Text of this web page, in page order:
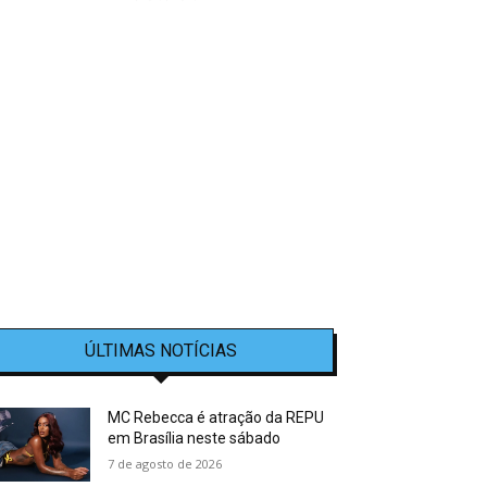
ÚLTIMAS NOTÍCIAS
MC Rebecca é atração da REPU
em Brasília neste sábado
7 de agosto de 2026